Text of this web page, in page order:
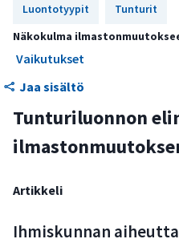
Tunturilajistolle ei löydy
Luontotyypit
Tunturit
Näkokulma
Vaikutukset
Jaa sisältö
Tunturiluonnon
Artikkeli
Ihmiskunnan